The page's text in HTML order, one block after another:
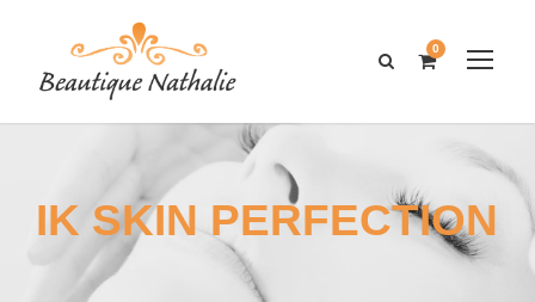
0
IK SKIN PERFECTION